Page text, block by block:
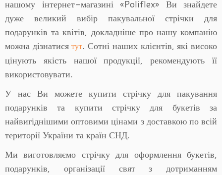
нашому інтернет-магазині «Poliflex» Ви знайдете
дуже великий вибір пакувальної стрічки для
подарунків та квітів, докладніше про нашу компанію
можна дізнатисятут. Сотні наших клієнтів, які високо
цінують якість нашої продукції, рекомендують її
використовувати.
У нас Ви можете купити стрічку для пакування
подарунків та купити стрічку для букетів за
найвигіднішими оптовими цінами з доставкою по всій
території України та країн СНД.
Ми виготовляємо стрічку для оформлення букетів,
подарунків, організації свят з дотриманням